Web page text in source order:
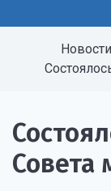
Новости
Совета